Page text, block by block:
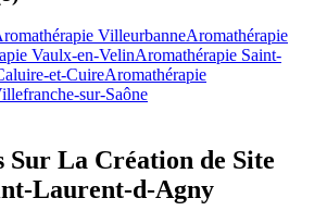
VilleurbanneAromathérapie
Vaulx-en-VelinAromathérapie Saint-
et-CuireAromathérapie
sur-Saône
Sur La Création de Site
Laurent-d-Agny